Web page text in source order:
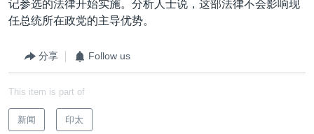
记参选的法律开始实施。分析人士说，这部法律不会影响现
任总统所在政党的主导优势。
分享 Follow us
This item is part of
新闻 印太